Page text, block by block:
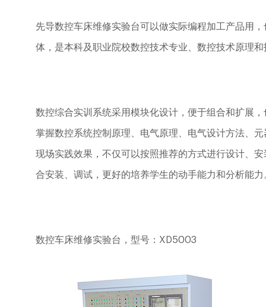
先导数控车床维修实验台可以做实际编程加工产品用
体，是本科及职业院校数控技术专业、数控技术原理
数控综合实训系统采用模块化设计，便于组合和扩展
掌握数控系统控制原理、电气原理、电气设计方法、
现场实践效果，不仅可以按照推荐的方式进行设计、
合安装、调试，更好的培养学生的动手能力和分析能力
数控车床维修实验台，型号： XD5003